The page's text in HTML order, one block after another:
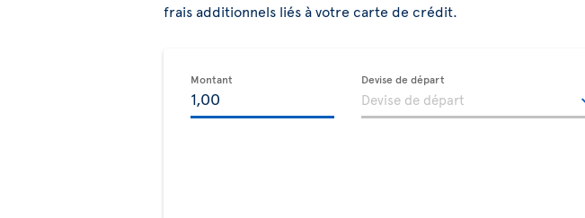
frais additionnels liés à votre carte de crédit.
Montant Devise de départ